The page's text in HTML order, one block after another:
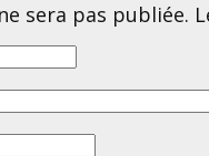
sera pas publiée.